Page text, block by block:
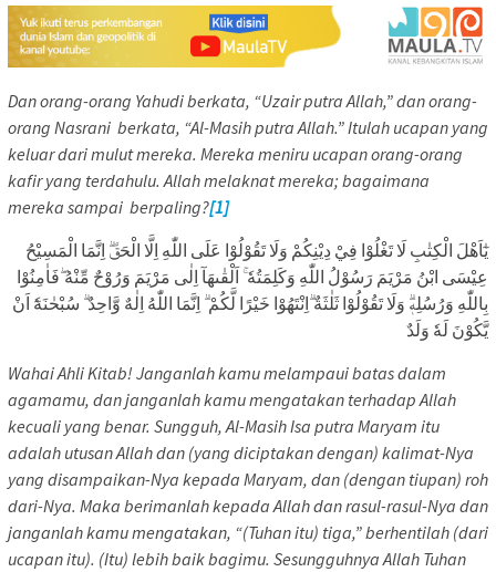
Dan orang-orang Yahudi berkata, “Uzair putra Allah,” dan orang-
orang Nasrani berkata, “Al-Masih putra Allah.” Itulah ucapan yang
keluar dari mulut mereka. Mereka meniru ucapan orang-orang
kafir yang terdahulu. Allah melaknat mereka; bagaimana
mereka sampai berpaling?[1]
يٰٓاَهْلَ الْكِتٰبِ لَا تَغْلُوْا فِيْ دِيْنِكُمْ وَلَا تَقُوْلُوْا عَلَى اللّٰهِ اِلَّا الْحَقَّۗ اِنَّمَا الْمَسِيْحُ
عِيْسَى ابْنُ مَرْيَمَ رَسُوْلُ اللّٰهِ وَكَلِمَتُهٗ ۚ اَلْقٰىهَآ اِلٰى مَرْيَمَ وَرُوْحٌ مِّنْهُ ۖفَاٰمِنُوْا
بِاللّٰهِ وَرُسُلِهٖۗ وَلَا تَقُوْلُوْا ثَلٰثَةٌ ۗاِنْتَهُوْا خَيْرًا لَّكُمْ ۗ اِنَّمَا اللّٰهُ اِلٰهٌ وَّاحِدٌ ۗ سُبْحٰنَهٗٓ اَنْ
يَّكُوْنَ لَهٗ وَلَدٌ
Wahai Ahli Kitab! Janganlah kamu melampaui batas dalam
agamamu, dan janganlah kamu mengatakan terhadap Allah
kecuali yang benar. Sungguh, Al-Masih Isa putra Maryam itu
adalah utusan Allah dan (yang diciptakan dengan) kalimat-Nya
yang disampaikan-Nya kepada Maryam, dan (dengan tiupan) roh
dari-Nya. Maka berimanlah kepada Allah dan rasul-rasul-Nya dan
janganlah kamu mengatakan, “(Tuhan itu) tiga,” berhentilah (dari
ucapan itu). (Itu) lebih baik bagimu. Sesungguhnya Allah Tuhan